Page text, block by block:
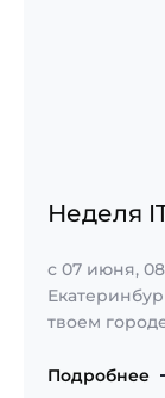
Неделя
с 07 июня,
твоем
Подробнее